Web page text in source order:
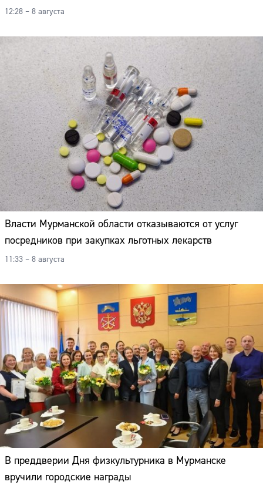
12:28 – 8 августа
Власти Мурманской области отказываются от услуг
посредников при закупках льготных лекарств
11:33 – 8 августа
В преддверии Дня физкультурника в Мурманске
вручили городские награды